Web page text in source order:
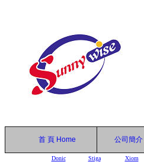
首 頁 Home 公司簡介
Donic Stiga Xiom